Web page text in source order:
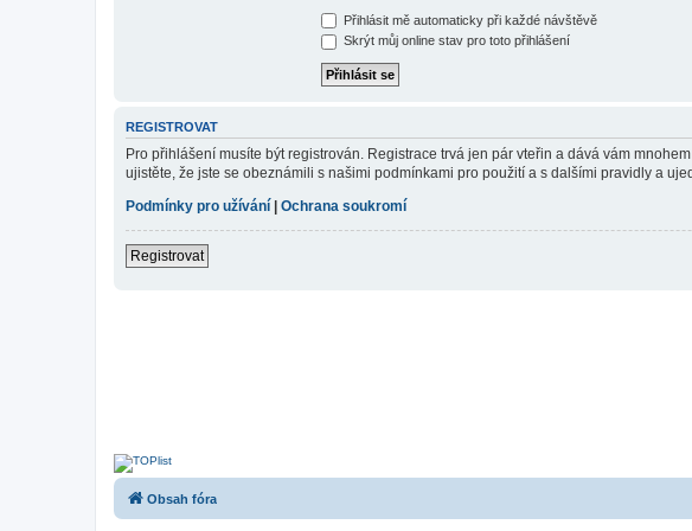
Přihlásit mě automaticky při každé návštěvě
Skrýt můj online stav pro toto přihlášení
REGISTROVAT
Pro přihlášení musíte být registrován. Registrace trvá jen pár vteřin a dává vám
ujistěte, že jste se obeznámili s našimi podmínkami pro použití a s dalšími pravidly a
Podmínky pro užívání
Ochrana soukromí
Registrovat
Obsah fóra